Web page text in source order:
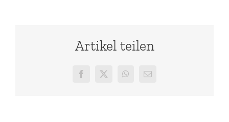
Artikel teilen
Facebook
X WhatsApp
E-